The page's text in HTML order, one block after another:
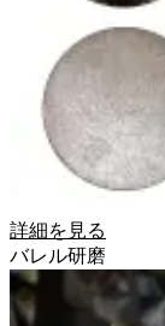
詳細を見る
バレル研磨